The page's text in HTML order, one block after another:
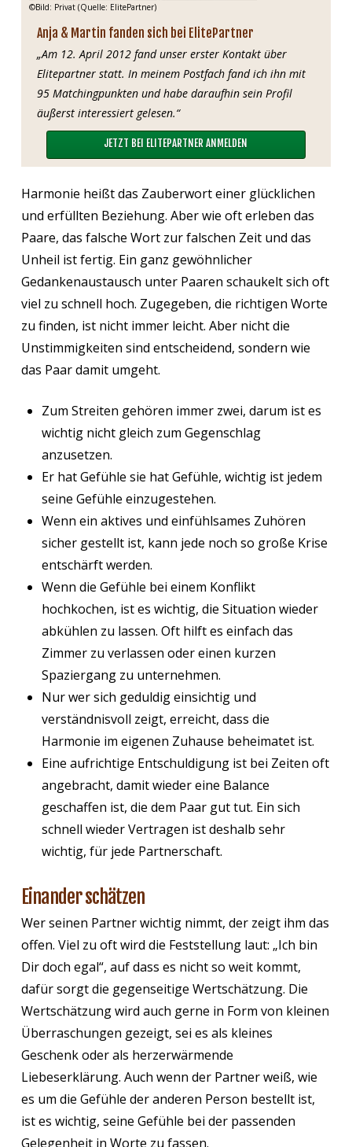
©Bild: Privat (Quelle: ElitePartner)
Anja & Martin fanden sich bei ElitePartner
„Am 12. April 2012 fand unser erster Kontakt über
Elitepartner statt. In meinem Postfach fand ich ihn mit
95 Matchingpunkten und habe daraufhin sein Profil
äußerst interessiert gelesen.“
JETZT BEI ELITEPARTNER ANMELDEN
Harmonie heißt das Zauberwort einer glücklichen
und erfüllten Beziehung. Aber wie oft erleben das
Paare, das falsche Wort zur falschen Zeit und das
Unheil ist fertig. Ein ganz gewöhnlicher
Gedankenaustausch unter Paaren schaukelt sich oft
viel zu schnell hoch. Zugegeben, die richtigen Worte
zu finden, ist nicht immer leicht. Aber nicht die
Unstimmigkeiten sind entscheidend, sondern wie
das Paar damit umgeht.
Zum Streiten gehören immer zwei, darum ist es
wichtig nicht gleich zum Gegenschlag
anzusetzen.
Er hat Gefühle sie hat Gefühle, wichtig ist jedem
seine Gefühle einzugestehen.
Wenn ein aktives und einfühlsames Zuhören
sicher gestellt ist, kann jede noch so große Krise
entschärft werden.
Wenn die Gefühle bei einem Konflikt
hochkochen, ist es wichtig, die Situation wieder
abkühlen zu lassen. Oft hilft es einfach das
Zimmer zu verlassen oder einen kurzen
Spaziergang zu unternehmen.
Nur wer sich geduldig einsichtig und
verständnisvoll zeigt, erreicht, dass die
Harmonie im eigenen Zuhause beheimatet ist.
Eine aufrichtige Entschuldigung ist bei Zeiten oft
angebracht, damit wieder eine Balance
geschaffen ist, die dem Paar gut tut. Ein sich
schnell wieder Vertragen ist deshalb sehr
wichtig, für jede Partnerschaft.
Einander schätzen
Wer seinen Partner wichtig nimmt, der zeigt ihm das
offen. Viel zu oft wird die Feststellung laut: „Ich bin
Dir doch egal“, auf dass es nicht so weit kommt,
dafür sorgt die gegenseitige Wertschätzung. Die
Wertschätzung wird auch gerne in Form von kleinen
Überraschungen gezeigt, sei es als kleines
Geschenk oder als herzerwärmende
Liebeserklärung. Auch wenn der Partner weiß, wie
es um die Gefühle der anderen Person bestellt ist,
ist es wichtig, seine Gefühle bei der passenden
Gelegenheit in Worte zu fassen.